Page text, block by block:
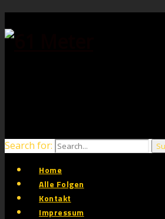
Search for:
Home
Alle Folgen
Kontakt
Impressum